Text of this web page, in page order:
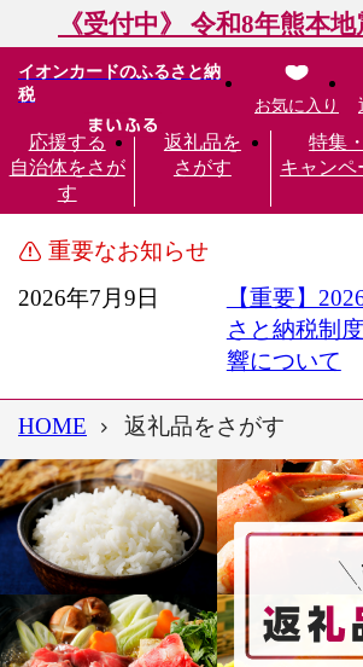
《受付中》 令和8年熊本
イオンカードのふるさと納
税
応援する
自治体をさが
す
返礼品を
さがす
特集・
キャンペ
お気に入り
重要なお知らせ
2026年7月9日
【重要】
さと納税制
響について
HOME 返礼品をさがす